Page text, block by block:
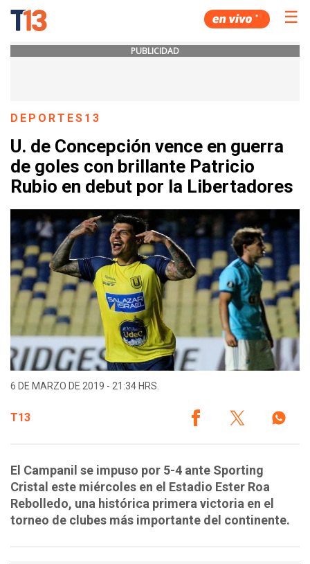
☰
PUBLICIDAD
DEPORTES13
U. de Concepción vence en guerra
de goles con brillante Patricio
Rubio en debut por la Libertadores
6 DE MARZO DE 2019 - 21:34 HRS.
T13
El Campanil se impuso por 5-4 ante Sporting
Cristal este miércoles en el Estadio Ester Roa
Rebolledo, una histórica primera victoria en el
torneo de clubes más importante del continente.